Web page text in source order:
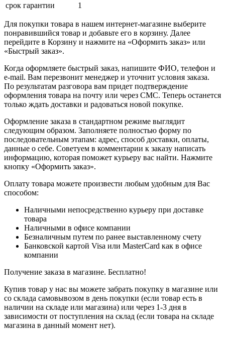
срок гарантии
1
Для покупки товара в нашем интернет-магазине выберите
понравившийся товар и добавьте его в корзину. Далее
перейдите в Корзину и нажмите на «Оформить заказ» или
«Быстрый заказ».
Когда оформляете быстрый заказ, напишите ФИО, телефон и
e-mail. Вам перезвонит менеджер и уточнит условия заказа.
По результатам разговора вам придет подтверждение
оформления товара на почту или через СМС. Теперь останется
только ждать доставки и радоваться новой покупке.
Оформление заказа в стандартном режиме выглядит
следующим образом. Заполняете полностью форму по
последовательным этапам: адрес, способ доставки, оплаты,
данные о себе. Советуем в комментарии к заказу написать
информацию, которая поможет курьеру вас найти. Нажмите
кнопку «Оформить заказ».
Оплату товара можете произвести любым удобным для Вас
способом:
Наличными непосредственно курьеру при доставке
товара
Наличными в офисе компании
Безналичным путем по ранее выставленному счету
Банковской картой Visa или MasterCard как в офисе
компании
Получение заказа в магазине. Бесплатно!
Купив товар у нас вы можете забрать покупку в магазине или
со склада самовывозом в день покупки (если товар есть в
наличии на складе или магазина) или через 1-3 дня в
зависимости от поступления на склад (если товара на складе
магазина в данный момент нет).